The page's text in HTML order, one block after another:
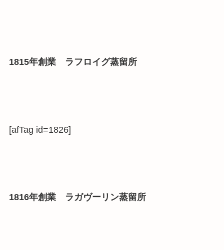
1815年創業 ラフロイグ蒸留所
[afTag id=1826]
1816年創業 ラガヴーリン蒸留所